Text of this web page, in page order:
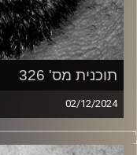
תוכנית מס' 326
02/12/2024
זיפים, מוזיקה